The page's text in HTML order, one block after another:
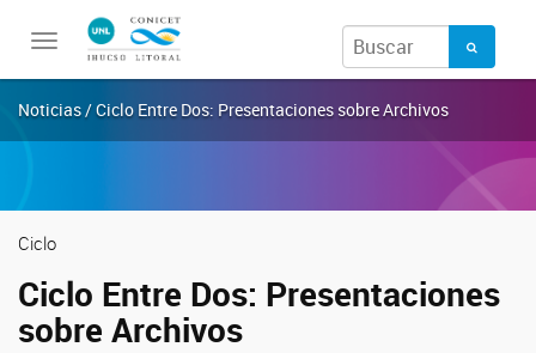
Toggle
Noticias / Ciclo Entre Dos: Presentaciones sobre Archivos
Ciclo
Ciclo Entre Dos: Presentaciones
sobre Archivos